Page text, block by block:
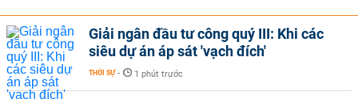
Giải ngân đầu tư công quý III: Khi các
siêu dự án áp sát 'vạch đích'
THỜI SỰ - 1 phút trước